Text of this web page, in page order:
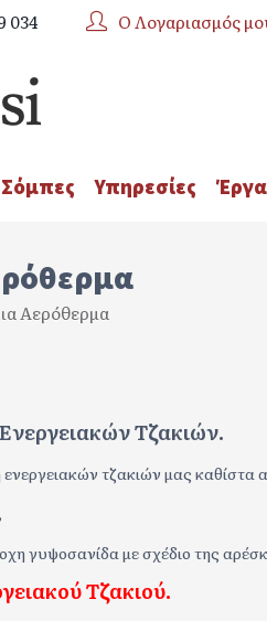
034 Ο Λογαριασμός
Σόμπες Υπηρεσίες
Αερόθερμα
Τζακιών.
τζακιών μας καθίστα
γυψοσανίδα με σχέδιο της
Τζακιού.